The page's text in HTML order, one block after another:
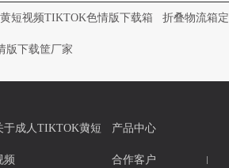
短视频TIKTOK色情版下载箱 折叠物流箱
版下载筐厂家
于成人TIKTOK黄短
频
产品中心
合作客户